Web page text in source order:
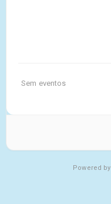
Sem eventos
Powered by